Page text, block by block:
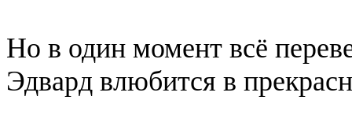
Но в один момент всё
Эдвард влюбится в